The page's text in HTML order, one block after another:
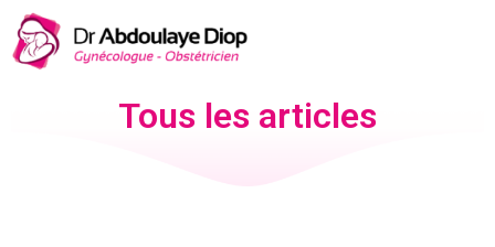
Tous les articles